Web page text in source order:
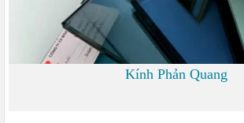
Kính Phản Quang